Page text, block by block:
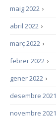
›
maig 2022
›
abril 2022
›
març 2022
›
febrer 2022
›
gener 2022
desembre 2021
novembre 2021